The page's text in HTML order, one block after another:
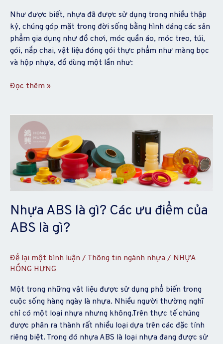
Như được biết, nhựa đã được sử dụng trong nhiều thập
kỷ, chúng góp mặt trong đời sống bằng hình dáng các sản
phẩm gia dụng như đồ chơi, móc quần áo, móc treo, túi,
gói, nắp chai, vật liệu đóng gói thực phẩm như màng bọc
và hộp nhựa, đồ dùng một lần như:
99%
Đọc thêm »
Nhựa ABS là gì? Các ưu điểm của
ABS là gì?
Để lại một bình luận / Thông tin ngành nhựa / NHỰA
HỒNG HƯNG
Một trong những vật liệu được sử dụng phổ biến trong
cuộc sống hàng ngày là nhựa. Nhiều người thường nghĩ
chỉ có một loại nhựa nhưng không.Trên thực tế chúng
được phân ra thành rất nhiều loại dựa trên các đặc tính
riêng biệt. Trong đó nhựa ABS là loại nhựa đang được sử
Nhựa
ABS
Các
ưu
điểm
của
ABS
là